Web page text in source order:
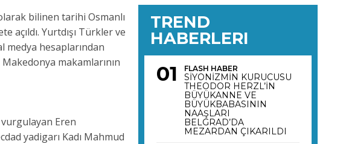
bilinen tarihi Osmanlı
açıldı. Yurtdışı Türkler ve
hesaplarından
makamlarının
Eren
yadigarı Kadı Mahmud
TREND
HABERLERI
FLASH HABER
SİYONİZMİN KURUCUSU
THEODOR HERZL’İN
BÜYÜKANNE VE
BÜYÜKBABASININ
NAAŞLARI
BELGRAD’DA
MEZARDAN ÇIKARILDI